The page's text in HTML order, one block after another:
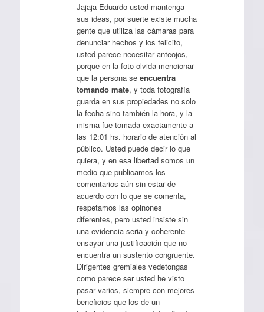
Jajaja Eduardo usted mantenga
sus ideas, por suerte existe mucha
gente que utiliza las cámaras para
denunciar hechos y los felicito,
usted parece necesitar anteojos,
porque en la foto olvida mencionar
que la persona se encuentra
tomando mate, y toda fotografía
guarda en sus propiedades no solo
la fecha sino también la hora, y la
misma fue tomada exactamente a
las 12:01 hs. horario de atención al
público. Usted puede decir lo que
quiera, y en esa libertad somos un
medio que publicamos los
comentarios aún sin estar de
acuerdo con lo que se comenta,
respetamos las opinones
diferentes, pero usted insiste sin
una evidencia seria y coherente
ensayar una justificación que no
encuentra un sustento congruente.
Dirigentes gremiales vedetongas
como parece ser usted he visto
pasar varios, siempre con mejores
beneficios que los de un